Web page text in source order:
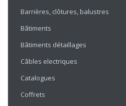
Barrières, clôtures, balustres
Bâtiments
Bâtiments détaillages
Câbles electriques
Catalogues
Coffrets